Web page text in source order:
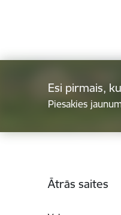
Esi pirmais,
Piesakies
Ātrās saites